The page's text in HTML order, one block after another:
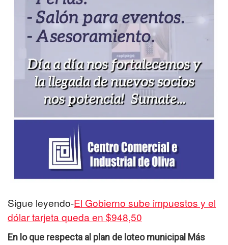
Sigue leyendo-El Gobierno sube impuestos y el
dólar tarjeta queda en $948,50
En lo que respecta al plan de loteo municipal Más